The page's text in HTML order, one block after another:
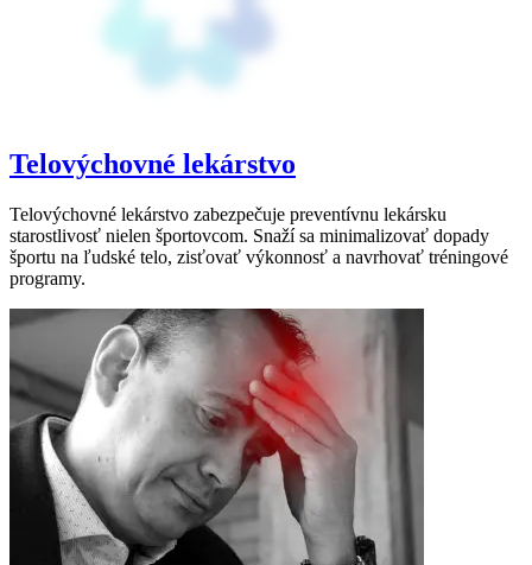
Telovýchovné lekárstvo
Telovýchovné lekárstvo zabezpečuje preventívnu lekársku
starostlivosť nielen športovcom. Snaží sa minimalizovať dopady
športu na ľudské telo, zisťovať výkonnosť a navrhovať tréningové
programy.